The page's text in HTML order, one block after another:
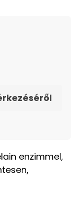
enzimmel,